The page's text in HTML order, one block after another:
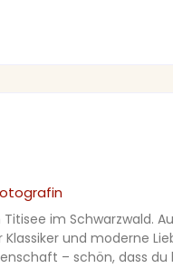
im Schwarzwald.
und moderne
– schön, dass du